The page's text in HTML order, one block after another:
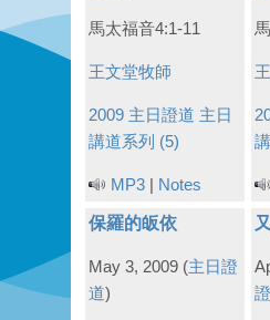
馬太福音4:1-11
王文堂牧師
2009 主日證道 主日
講道系列 (5)
MP3 | Notes
保羅的皈依
May 3, 2009 (主日證
道)